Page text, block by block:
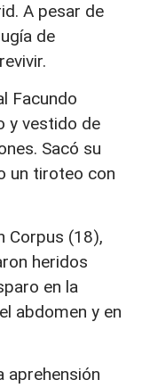
A pesar de
de
Facundo
y vestido de
Sacó su
un tiroteo con
Corpus (18),
heridos
en la
abdomen y en
aprehensión